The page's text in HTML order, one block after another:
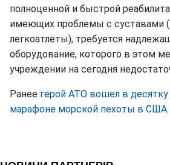
полноценной и быстрой
имеющих проблемы с суставами
легкоатлеты), требуется
оборудование, которого в этом
учреждении на сегодня
Ранее герой АТО вошел в
марафоне морской пехоты в США.